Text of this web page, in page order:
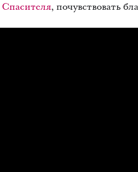
Спасителя, почувствовать